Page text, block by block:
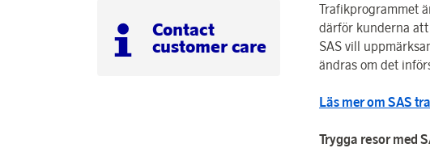
Contact
customer care
Trafikprogrammet
därför kunderna
SAS vill
ändras om det
Läs mer om SAS
Trygga resor med